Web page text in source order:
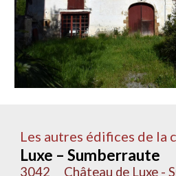
Les autres édifices de la
Luxe – Sumberraute
3042
Château de Luxe -